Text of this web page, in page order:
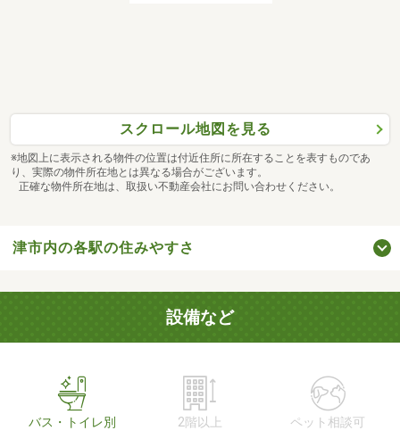
スクロール地図を見る
※地図上に表示される物件の位置は付近住所に所在することを表すものであ
り、実際の物件所在地とは異なる場合がございます。
正確な物件所在地は、取扱い不動産会社にお問い合わせください。
津市内の各駅の住みやすさ
設備など
バス・トイレ別 2階以上 ペット相談可